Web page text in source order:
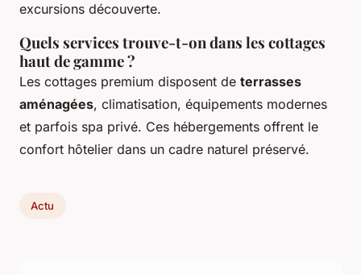
excursions découverte.
Quels services trouve-t-on dans les cottages
haut de gamme ?
Les cottages premium disposent de terrasses
aménagées, climatisation, équipements modernes
et parfois spa privé. Ces hébergements offrent le
confort hôtelier dans un cadre naturel préservé.
Actu